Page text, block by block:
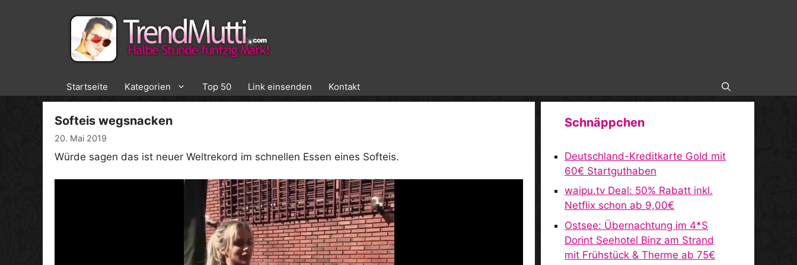
Startseite Kategorien Top 50 Link einsenden Kontakt
Softeis wegsnacken
20. Mai 2019
Würde sagen das ist neuer Weltrekord im schnellen Essen eines Softeis.
Schnäppchen
Deutschland-Kreditkarte Gold mit
60€ Startguthaben
waipu.tv Deal: 50% Rabatt inkl.
Netflix schon ab 9,00€
Ostsee: Übernachtung im 4*S
Dorint Seehotel Binz am Strand
mit Frühstück & Therme ab 75€